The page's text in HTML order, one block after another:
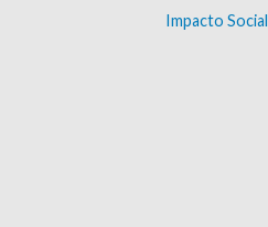
Impacto Social